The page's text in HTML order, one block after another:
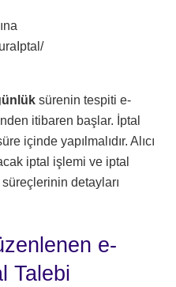
FaturaIptal/
sürenin tespiti e-
itibaren başlar. İptal
içinde yapılmalıdır. Alıcı
iptal işlemi ve iptal
detayları
e-
Talebi